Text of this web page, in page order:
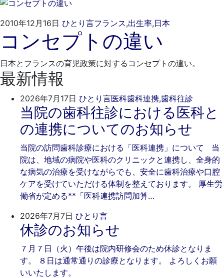
2010年12月16日 ひとり言フランス,出生率,日本2022
月
16
ご
歯
科
コンセプトの違い
日本とフランスの育児政策に対するコンセプトの違い。
最新情報
2026年7月17日 ひとり言医科歯科連携,歯科往診
年
7
17
日
き
そ
科
当院の歯科往診における医科と
の連携についてのお知らせ
当院の訪問歯科診療における「医科連携」について 当
院は、地域の病院や医科のクリニックと連携し、全身的
な病気の治療を受けながらでも、安全に歯科治療や口腔
ケアを受けていただける体制を整えております。 厚生労
働省が定める**「医科連携訪問加算…
2026年7月7日 ひとり言2026
年
7
月
7
ご
き
そ
歯
科
休診のお知らせ
７月７日（火）午後は院内研修会のため休診となりま
す。 ８日は通常通りの診療となります。 よろしくお願
いいたします。